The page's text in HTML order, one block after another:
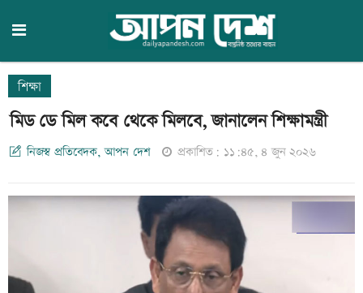
শিক্ষা
মিড ডে মিল কবে থেকে মিলবে, জানালেন শিক্ষামন্ত্রী
নিজস্ব প্রতিবেদক, আপন দেশ প্রকাশিত: ১১:৪৫, ৪ জুন ২০২৬